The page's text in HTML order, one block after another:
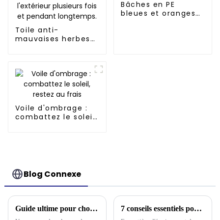
Toile anti-
mauvaises herbes
croissance des
mauvaises herbes
et peut être utilisée
plusieurs fois et
pendant longtemps.
Bâches en PE
bleues et oranges
Voile d'ombrage :
combattez le soleil,
Blog Connexe
Guide ultime pour choisir la meilleure bâche en plastique pour vos besoins industriels 7 conseils essentiels pour choisir la meilleure bâche de camouflage : améliorez votre équipement de plein air !